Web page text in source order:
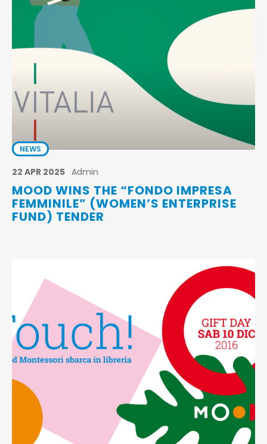
Shopper
Notebooks
NEWS
22 APR 2025 Admin
MOOD WINS THE “FONDO IMPRESA
FEMMINILE” (WOMEN’S ENTERPRISE
FUND) TENDER